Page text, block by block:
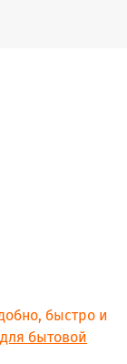
быстро и
бытовой